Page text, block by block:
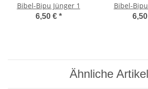
Bibel-Bipu Jünger 1
6,50 € *
Bibel-
Ähnliche Artikel